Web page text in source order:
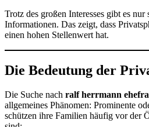
Trotz des großen Interesses gibt es nur
Informationen. Das zeigt, dass
einen hohen Stellenwert hat.
Die Bedeutung der
Die Suche nach ralf herrmann
allgemeines Phänomen: Prominente
schützen ihre Familien häufig vor der